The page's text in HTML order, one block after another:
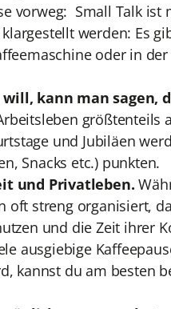
vorweg: Small Talk ist
werden: Es
oder in
kann man sagen,
größtenteils
und Jubiläen
Snacks etc.) punkten.
und Privatleben.
oft streng organisiert,
und die Zeit ihrer
ausgiebige
kannst du am besten